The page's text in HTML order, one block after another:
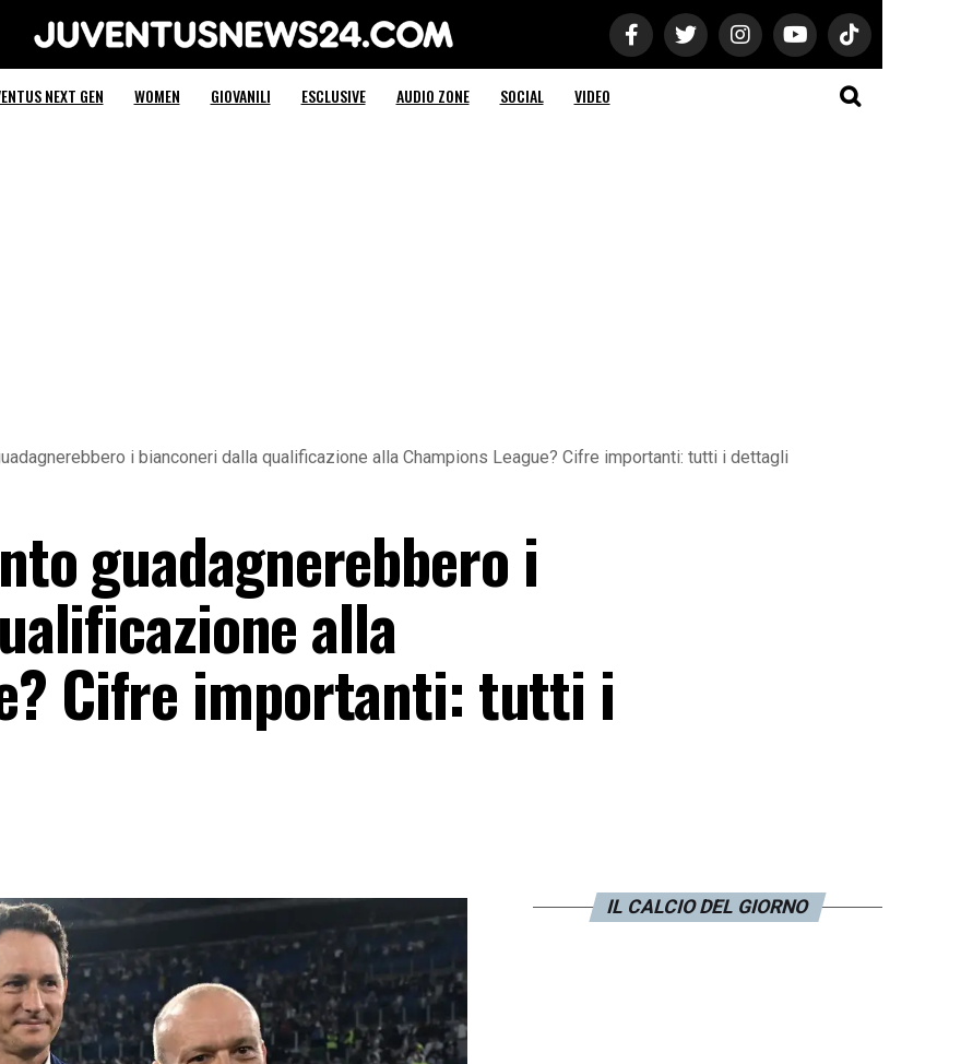
Juventus News 24
NEXT GEN WOMEN GIOVANILI ESCLUSIVE AUDIO ZONE SOCIAL VIDEO
i bianconeri dalla qualificazione alla Champions League? Cifre importanti: tutti i dettagli
guadagnerebbero i
alla
Cifre importanti: tutti i
IL CALCIO DEL GIORNO